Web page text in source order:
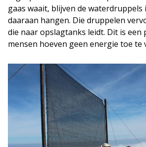
gaas waait, blijven de waterdruppels
daaraan hangen. Die druppelen
die naar opslagtanks leidt. Dit is een
mensen hoeven geen energie toe te